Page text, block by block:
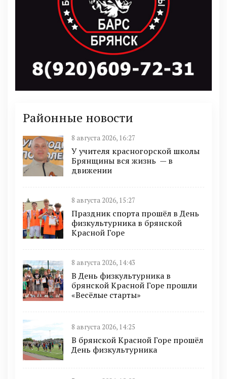
Районные новости
8 августа 2026, 16:27
У учителя красногорской школы
Брянщины вся жизнь — в
движении
8 августа 2026, 15:27
Праздник спорта прошёл в День
физкультурника в брянской
Красной Горе
8 августа 2026, 14:43
В День физкультурника в
брянской Красной Горе прошли
«Весёлые старты»
8 августа 2026, 14:25
В брянской Красной Горе прошёл
День физкультурника